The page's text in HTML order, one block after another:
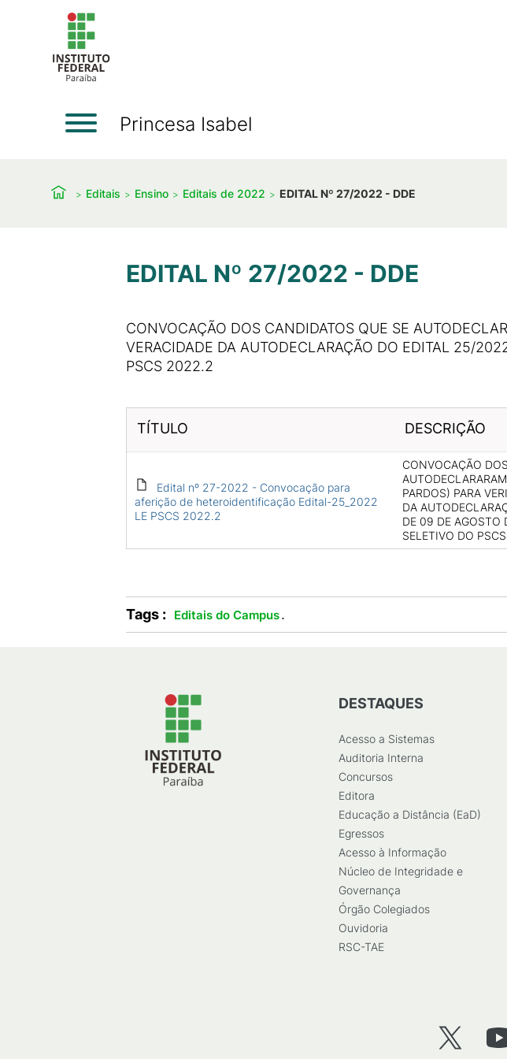
Princesa Isabel
Editais Ensino Editais de 2022 EDITAL Nº 27/2022 - DDE
EDITAL Nº 27/2022 - DDE
CONVOCAÇÃO DOS CANDIDATOS QUE SE
VERACIDADE DA AUTODECLARAÇÃO DO EDITAL 25/
PSCS 2022.2
TÍTULO DESCRIÇÃO
Edital nº 27-2022 - Convocação para
aferição de heteroidentificação Edital-25_2022
LE PSCS 2022.2
CONVOCAÇÃO
PARDOS) PARA
DA
DE 09 DE AGOSTO
SELETIVO DO
Tags : Editais do Campus.
DESTAQUES
Acesso a Sistemas
Auditoria Interna
Concursos
Editora
Educação a Distância (EaD)
Egressos
Acesso à Informação
Núcleo de Integridade e
Governança
Órgão Colegiados
Ouvidoria
RSC-TAE